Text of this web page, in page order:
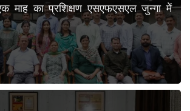
माह का प्रशिक्षण एसएफएसएल जुन्गा में